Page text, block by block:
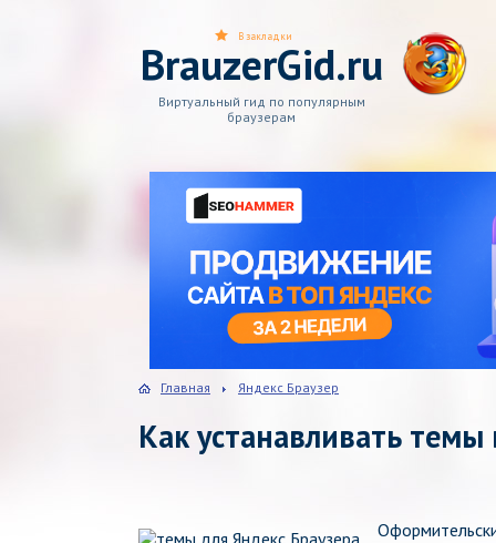
BrauzerGid.ru
Виртуальный гид по популярным
браузерам
В закладки
Главная Яндекс Браузер
Как устанавливать темы